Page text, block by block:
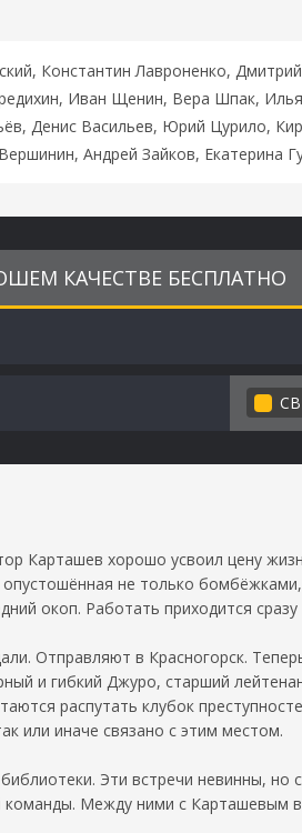
Константин Лавроненко,
Иван Щенин, Вера Шпак,
Денис Васильев, Юрий Цурило,
Андрей Зайков, Екатерина
КАЧЕСТВЕ БЕСПЛАТНО
Карташев хорошо усвоил цену
не только
окоп. Работать приходится
Отправляют в Красногорск.
и гибкий Джуро, старший
распутать клубок
или иначе связано с этим местом.
Эти встречи невинны,
Между ними с